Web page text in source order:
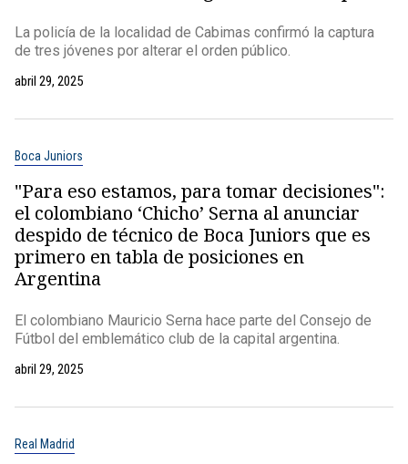
La policía de la localidad de Cabimas confirmó la captura
de tres jóvenes por alterar el orden público.
abril 29, 2025
Boca Juniors
"Para eso estamos, para tomar decisiones":
el colombiano ‘Chicho’ Serna al anunciar
despido de técnico de Boca Juniors que es
primero en tabla de posiciones en
Argentina
El colombiano Mauricio Serna hace parte del Consejo de
Fútbol del emblemático club de la capital argentina.
abril 29, 2025
Real Madrid